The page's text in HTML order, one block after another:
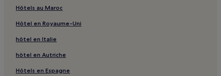
Ouro Preto : Pousadas
Ouro Preto : Auberges
Hôtels au Maroc
Hôtel en Royaume-Uni
hôtel en Italie
hôtel en Autriche
Hôtels en Espagne